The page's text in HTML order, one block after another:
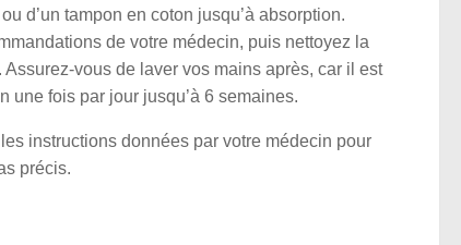
d’un tampon en coton jusqu’à absorption.
de votre médecin, puis nettoyez la
vous de laver vos mains après, car il est
une fois par jour jusqu’à 6 semaines.
instructions données par votre médecin pour
précis.